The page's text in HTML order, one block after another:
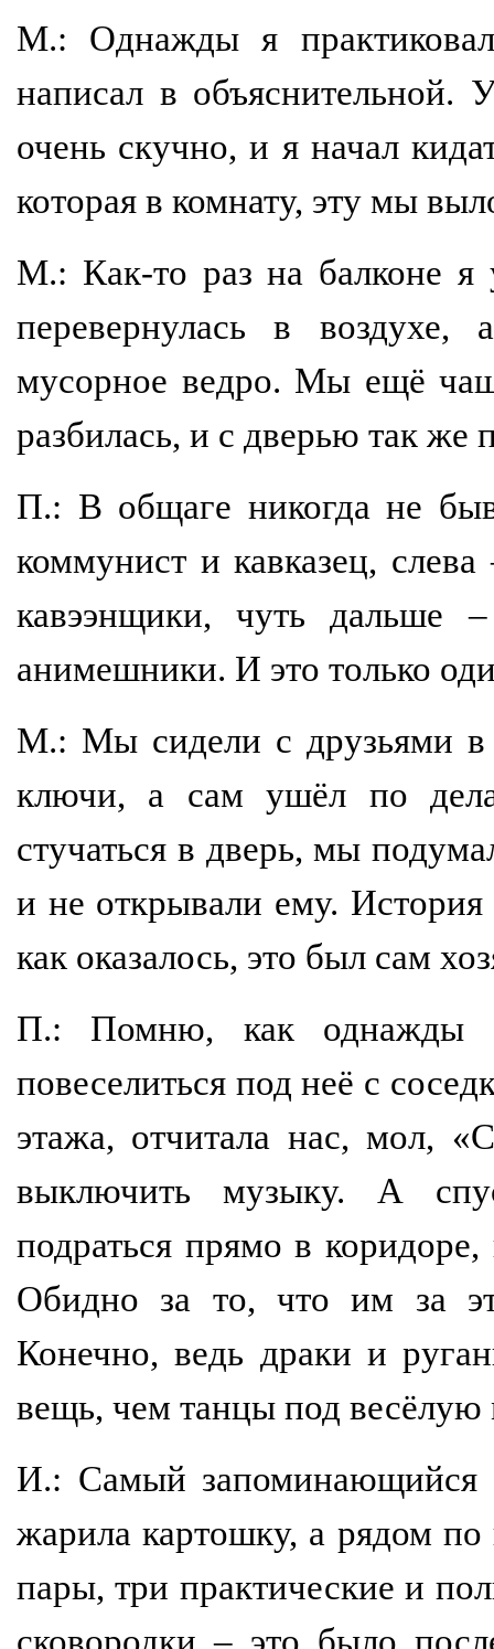
М.: Однажды я
написал в
очень скучно, и я начал
которая в комнату, эту мы
М.: Как-то раз на балконе я
перевернулась в воздухе,
мусорное ведро. Мы ещё
разбилась, и с дверью так же
П.: В общаге никогда не
коммунист и кавказец,
кавээнщики, чуть дальше
анимешники. И это только
М.: Мы сидели с друзьями в
ключи, а сам ушёл по
стучаться в дверь, мы
и не открывали ему. История
как оказалось, это был сам
П.: Помню, как однажды
повеселиться под неё с
этажа, отчитала нас, мол,
выключить музыку. А
подраться прямо в
Обидно за то, что им за
Конечно, ведь драки и
вещь, чем танцы под весёлую
И.: Самый запоминающийся
жарила картошку, а рядом по
пары, три практические и
сковородки – это было